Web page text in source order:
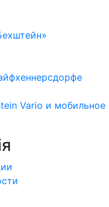
Vario и мобильное